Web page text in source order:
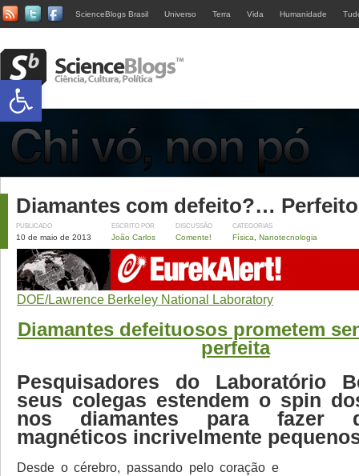
ScienceBlogs Brasil Universo Terra Vida Humanidade
Diamantes com defeito?…
PUBLICADO
10 de maio de 2013
ESCRITO POR
João Carlos
DISCUSSÃO
Comente!
CATEGORIAS
Física Nanotecnologia
DOE/Lawrence Berkeley National Laboratory
Diamantes defeituosos prometem
perfeita
Pesquisadores do Laboratório
seus colegas estendem o spin
nos diamantes para fazer
magnéticos incrivelmente
Desde o cérebro, passando pelo coração e
Abrir a barra de ferramentas